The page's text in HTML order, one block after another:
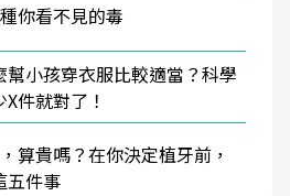
你看不見的毒
幫小孩穿衣服比較適當？科學
件就對了！
算貴嗎？在你決定植牙前，
五件事